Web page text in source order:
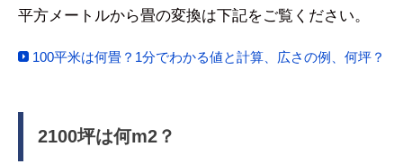
平方メートルから畳の変換は下記をご覧ください。
100平米は何畳？1分でわかる値と計算、広さの例、何坪？
2100坪は何m2？